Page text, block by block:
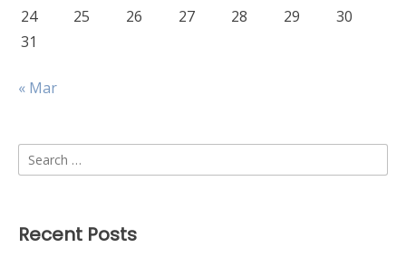
24
25 26 27 28 29
30
31
« Mar
Search
for:
Recent Posts